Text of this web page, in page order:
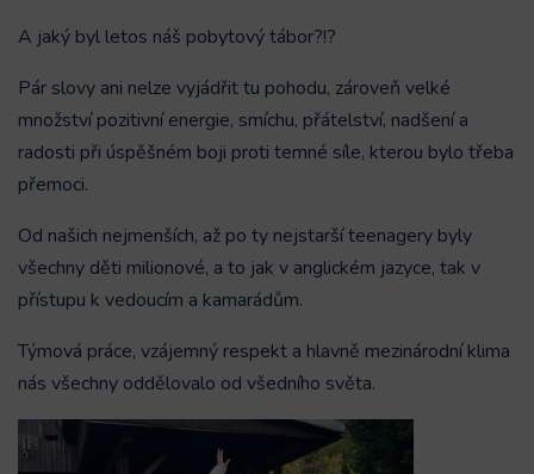
A jaký byl letos náš pobytový tábor?!?
Pár slovy ani nelze vyjádřit tu pohodu, zároveň velké
množství pozitivní energie, smíchu, přátelství, nadšení a
radosti při úspěšném boji proti temné síle, kterou bylo třeba
přemoci.
Od našich nejmenších, až po ty nejstarší teenagery byly
všechny děti milionové, a to jak v anglickém jazyce, tak v
přístupu k vedoucím a kamarádům.
Týmová práce, vzájemný respekt a hlavně mezinárodní klima
nás všechny oddělovalo od všedního světa.